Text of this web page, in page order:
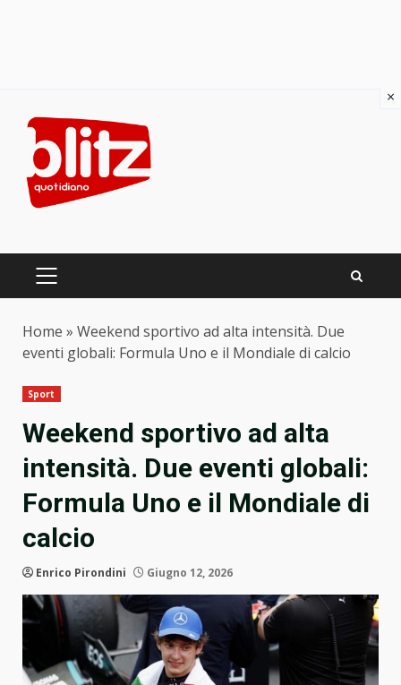
content
PRIMARY
Home » Weekend sportivo ad alta intensità. Due
eventi globali: Formula Uno e il Mondiale di calcio
Sport
Weekend sportivo ad alta
intensità. Due eventi globali:
Formula Uno e il Mondiale di
calcio
Enrico Pirondini Giugno 12, 2026
×